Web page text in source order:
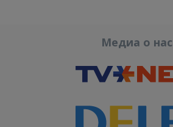
Медиа о нас